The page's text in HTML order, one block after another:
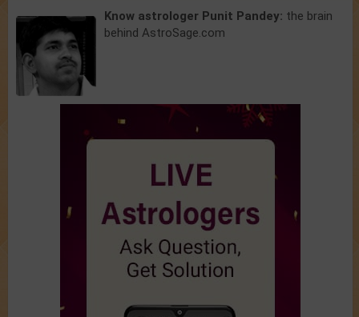
Know astrologer Punit Pandey: the brain
behind AstroSage.com